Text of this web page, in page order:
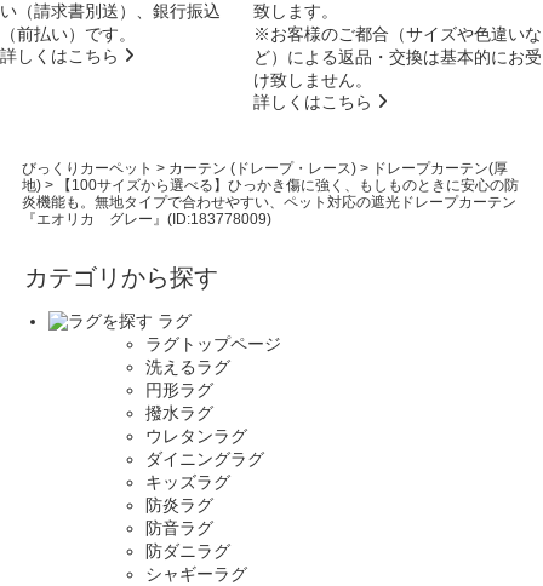
い（請求書別送）、銀行振込
（前払い）です。
詳しくはこちら
致します。
※お客様のご都合（サイズや色違いな
ど）による返品・交換は基本的にお受
け致しません。
詳しくはこちら
びっくりカーペット > カーテン (ドレープ・レース)> ドレープカーテン(厚
地)>
【100サイズから選べる】ひっかき傷に強く、もしものときに安心の防
炎機能も。無地タイプで合わせやすい、ペット対応の遮光ドレープカーテン
『エオリカ グレー』(ID:183778009)
カテゴリから探す
ラグ
ラグトップページ
洗えるラグ
円形ラグ
撥水ラグ
ウレタンラグ
ダイニングラグ
キッズラグ
防炎ラグ
防音ラグ
防ダニラグ
シャギーラグ